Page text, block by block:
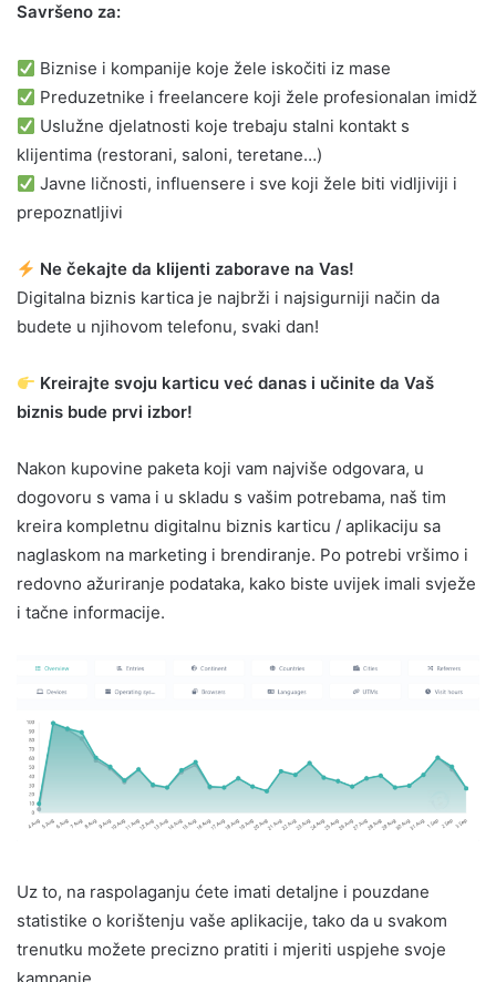
Savršeno za:
Biznise i kompanije koje žele iskočiti iz mase
Preduzetnike i freelancere koji žele profesionalan imidž
Uslužne djelatnosti koje trebaju stalni kontakt s
klijentima (restorani, saloni, teretane…)
Javne ličnosti, influensere i sve koji žele biti vidljiviji i
prepoznatljivi
Ne čekajte da klijenti zaborave na Vas!
Digitalna biznis kartica je najbrži i najsigurniji način da
budete u njihovom telefonu, svaki dan!
Kreirajte svoju karticu već danas i učinite da Vaš
biznis bude prvi izbor!
Nakon kupovine paketa koji vam najviše odgovara, u
dogovoru s vama i u skladu s vašim potrebama, naš tim
kreira kompletnu digitalnu biznis karticu / aplikaciju sa
naglaskom na marketing i brendiranje. Po potrebi vršimo i
redovno ažuriranje podataka, kako biste uvijek imali svježe
i tačne informacije.
Uz to, na raspolaganju ćete imati detaljne i pouzdane
statistike o korištenju vaše aplikacije, tako da u svakom
trenutku možete precizno pratiti i mjeriti uspjehe svoje